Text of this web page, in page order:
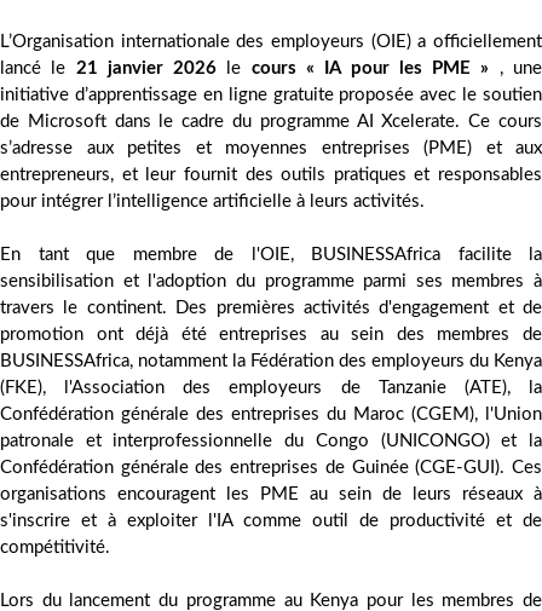
L’Organisation internationale des employeurs (OIE) a officiellement
lancé le 21 janvier 2026 le cours « IA pour les PME » , une
initiative d’apprentissage en ligne gratuite proposée avec le soutien
de Microsoft dans le cadre du programme AI Xcelerate. Ce cours
s’adresse aux petites et moyennes entreprises (PME) et aux
entrepreneurs, et leur fournit des outils pratiques et responsables
pour intégrer l’intelligence artificielle à leurs activités.
En tant que membre de l'OIE, BUSINESSAfrica facilite la
sensibilisation et l'adoption du programme parmi ses membres à
travers le continent. Des premières activités d'engagement et de
promotion ont déjà été entreprises au sein des membres de
BUSINESSAfrica, notamment la Fédération des employeurs du Kenya
(FKE), l'Association des employeurs de Tanzanie (ATE), la
Confédération générale des entreprises du Maroc (CGEM), l'Union
patronale et interprofessionnelle du Congo (UNICONGO) et la
Confédération générale des entreprises de Guinée (CGE-GUI). Ces
organisations encouragent les PME au sein de leurs réseaux à
s'inscrire et à exploiter l'IA comme outil de productivité et de
compétitivité.
Lors du lancement du programme au Kenya pour les membres de